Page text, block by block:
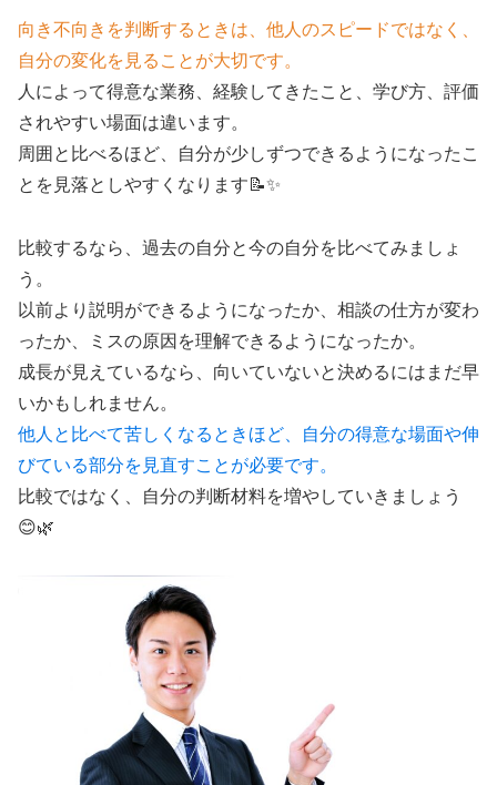
向き不向きを判断するときは、他人のスピードではなく、
自分の変化を見ることが大切です。
人によって得意な業務、経験してきたこと、学び方、評価
されやすい場面は違います。
周囲と比べるほど、自分が少しずつできるようになったこ
とを見落としやすくなります📝✨
比較するなら、過去の自分と今の自分を比べてみましょ
う。
以前より説明ができるようになったか、相談の仕方が変わ
ったか、ミスの原因を理解できるようになったか。
成長が見えているなら、向いていないと決めるにはまだ早
いかもしれません。
他人と比べて苦しくなるときほど、自分の得意な場面や伸
びている部分を見直すことが必要です。
比較ではなく、自分の判断材料を増やしていきましょう
😊🌿